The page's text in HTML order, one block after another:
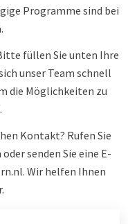
Programme sind bei
füllen Sie unten Ihre
unser Team schnell
die Möglichkeiten zu
Kontakt? Rufen Sie
senden Sie eine E-
. Wir helfen Ihnen